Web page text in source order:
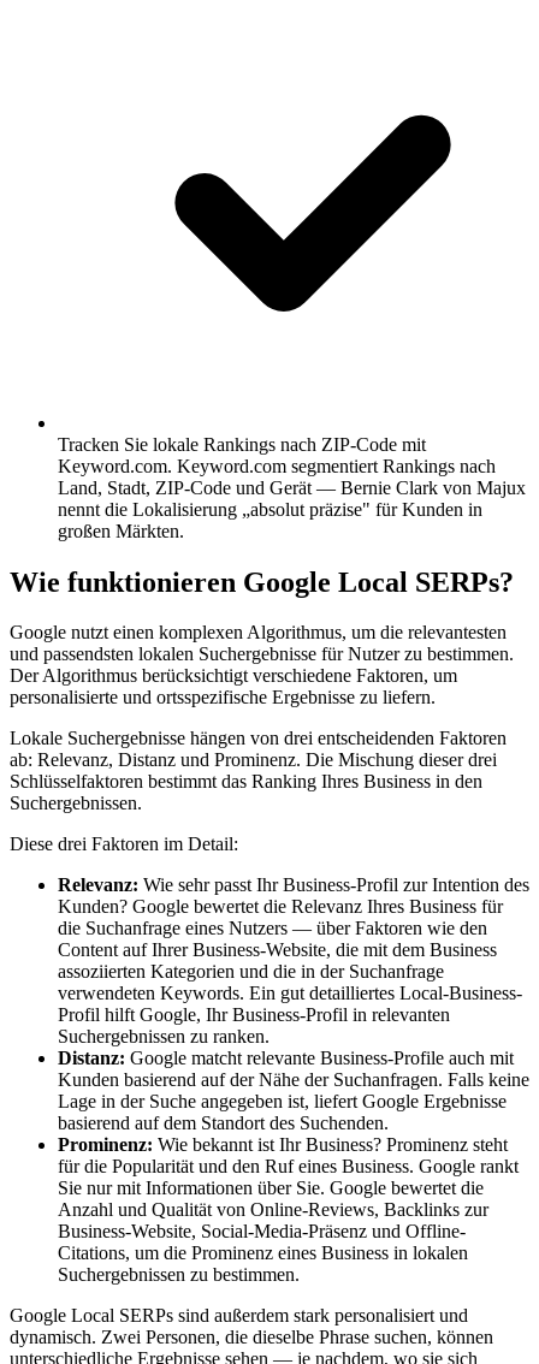
Tracken Sie lokale Rankings nach ZIP-Code mit
Keyword.com. Keyword.com segmentiert Rankings nach
Land, Stadt, ZIP-Code und Gerät — Bernie Clark von Majux
nennt die Lokalisierung „absolut präzise" für Kunden in
großen Märkten.
Wie funktionieren Google Local SERPs?
Google nutzt einen komplexen Algorithmus, um die relevantesten
und passendsten lokalen Suchergebnisse für Nutzer zu bestimmen.
Der Algorithmus berücksichtigt verschiedene Faktoren, um
personalisierte und ortsspezifische Ergebnisse zu liefern.
Lokale Suchergebnisse hängen von drei entscheidenden Faktoren
ab: Relevanz, Distanz und Prominenz. Die Mischung dieser drei
Schlüsselfaktoren bestimmt das Ranking Ihres Business in den
Suchergebnissen.
Diese drei Faktoren im Detail:
Relevanz: Wie sehr passt Ihr Business-Profil zur Intention des
Kunden? Google bewertet die Relevanz Ihres Business für
die Suchanfrage eines Nutzers — über Faktoren wie den
Content auf Ihrer Business-Website, die mit dem Business
assoziierten Kategorien und die in der Suchanfrage
verwendeten Keywords. Ein gut detailliertes Local-Business-
Profil hilft Google, Ihr Business-Profil in relevanten
Suchergebnissen zu ranken.
Distanz: Google matcht relevante Business-Profile auch mit
Kunden basierend auf der Nähe der Suchanfragen. Falls keine
Lage in der Suche angegeben ist, liefert Google Ergebnisse
basierend auf dem Standort des Suchenden.
Prominenz: Wie bekannt ist Ihr Business? Prominenz steht
für die Popularität und den Ruf eines Business. Google rankt
Sie nur mit Informationen über Sie. Google bewertet die
Anzahl und Qualität von Online-Reviews, Backlinks zur
Business-Website, Social-Media-Präsenz und Offline-
Citations, um die Prominenz eines Business in lokalen
Suchergebnissen zu bestimmen.
Google Local SERPs sind außerdem stark personalisiert und
dynamisch. Zwei Personen, die dieselbe Phrase suchen, können
unterschiedliche Ergebnisse sehen — je nachdem, wo sie sich